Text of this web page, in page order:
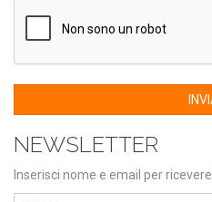
NEWSLETTER
Inserisci nome e email per